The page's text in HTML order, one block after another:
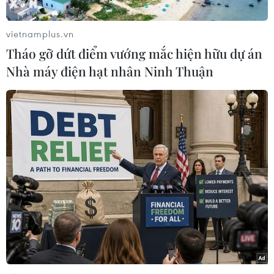
tham quan.
Sáng 30/10, lũ trên sông Hương ở trung tâm
thành phố Huế đang xuống dần nhưng còn ở
mức cao trên báo động 3, gây ngập lụt diện
rộng.
Khu vực Đại Nội Huế thuộc Kinh thành Huế ở
bên bờ Bắc sông Hương vẫn bị ngập sâu trong
nước lũ.
Đại Nội Huế thuộc Kinh thành Huế là trái tim
của Quần thể di tích Cố đô Huế - di sản thế giới.
Theo ghi nhận sáng 30/10, khu vực cổng Ngọ
Môn, Đại Nội Huế vẫn bị nước bao vây với mức
ngập khoảng từ 0,5 đến gần 1m. Các cổng Ngọ
vietnamplus.vn
Tháo gỡ dứt điểm vướng mắc hiện hữu dự án
Nhà máy điện hạt nhân Ninh Thuận